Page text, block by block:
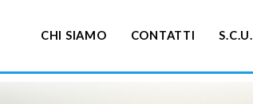
CHI SIAMO CONTATTI S.C.U.